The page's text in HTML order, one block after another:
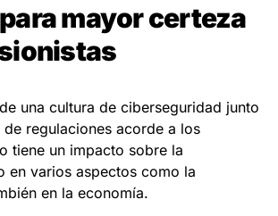
mayor certeza
una cultura de ciberseguridad junto
de regulaciones acorde a los
tiene un impacto sobre la
en varios aspectos como la
en la economía.